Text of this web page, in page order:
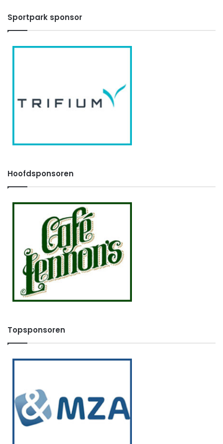
Sportpark sponsor
Hoofdsponsoren
Topsponsoren